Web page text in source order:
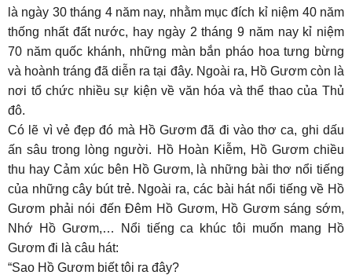
là ngày 30 tháng 4 năm nay, nhằm mục đích kỉ niệm 40 năm
thống nhất đất nước, hay ngày 2 tháng 9 năm nay kỉ niệm
70 năm quốc khánh, những màn bắn pháo hoa tưng bừng
và hoành tráng đã diễn ra tại đây. Ngoài ra, Hồ Gươm còn là
nơi tổ chức nhiều sự kiện về văn hóa và thể thao của Thủ
đô.
Có lẽ vì vẻ đẹp đó mà Hồ Gươm đã đi vào thơ ca, ghi dấu
ấn sâu trong lòng người. Hồ Hoàn Kiễm, Hồ Gươm chiều
thu hay Cảm xúc bên Hồ Gươm, là những bài thơ nổi tiếng
của những cây bút trẻ. Ngoài ra, các bài hát nổi tiếng về Hồ
Gươm phải nói đến Đêm Hồ Gươm, Hồ Gươm sáng sớm,
Nhớ Hồ Gươm,… Nổi tiếng ca khúc tôi muốn mang Hồ
Gươm đi là câu hát:
“Sao Hồ Gươm biết tôi ra đây?